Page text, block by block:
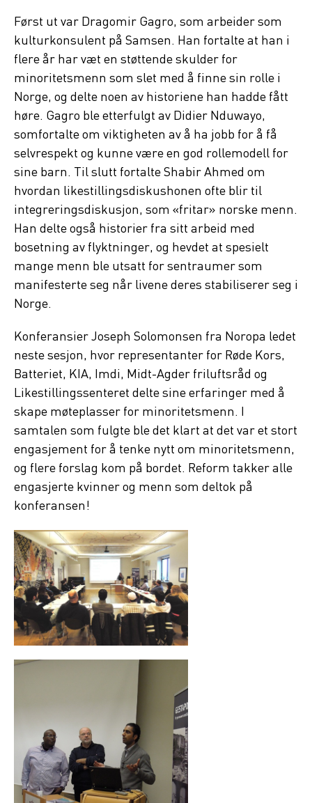
Først ut var Dragomir Gagro, som arbeider som
kulturkonsulent på Samsen. Han fortalte at han i
flere år har væt en støttende skulder for
minoritetsmenn som slet med å finne sin rolle i
Norge, og delte noen av historiene han hadde fått
høre. Gagro ble etterfulgt av Didier Nduwayo,
somfortalte om viktigheten av å ha jobb for å få
selvrespekt og kunne være en god rollemodell for
sine barn. Til slutt fortalte Shabir Ahmed om
hvordan likestillingsdiskushonen ofte blir til
integreringsdiskusjon, som «fritar» norske menn.
Han delte også historier fra sitt arbeid med
bosetning av flyktninger, og hevdet at spesielt
mange menn ble utsatt for sentraumer som
manifesterte seg når livene deres stabiliserer seg i
Norge.
Konferansier Joseph Solomonsen fra Noropa ledet
neste sesjon, hvor representanter for Røde Kors,
Batteriet, KIA, Imdi, Midt-Agder friluftsråd og
Likestillingssenteret delte sine erfaringer med å
skape møteplasser for minoritetsmenn. I
samtalen som fulgte ble det klart at det var et stort
engasjement for å tenke nytt om minoritetsmenn,
og flere forslag kom på bordet. Reform takker alle
engasjerte kvinner og menn som deltok på
konferansen!